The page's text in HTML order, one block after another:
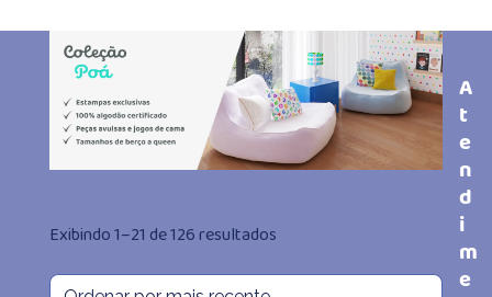
Exibindo 1–21 de 126 resultadosClassificado
por
A
t
e
n
d
i
m
e